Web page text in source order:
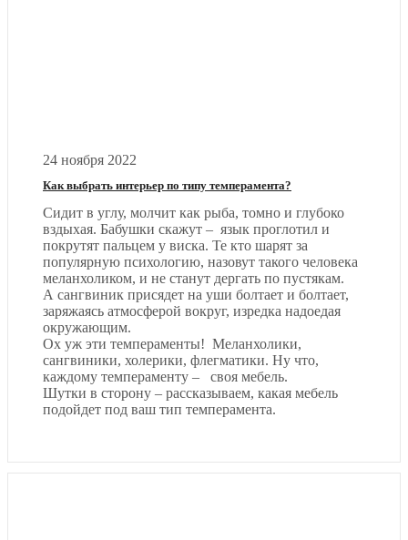
24 ноября 2022
Как выбрать интерьер по типу темперамента?
Сидит в углу, молчит как рыба, томно и глубоко
вздыхая. Бабушки скажут – язык проглотил и
покрутят пальцем у виска. Те кто шарят за
популярную психологию, назовут такого человека
меланхоликом, и не станут дергать по пустякам.
А сангвиник присядет на уши болтает и болтает,
заряжаясь атмосферой вокруг, изредка надоедая
окружающим.
Ох уж эти темпераменты! Меланхолики,
сангвиники, холерики, флегматики. Ну что,
каждому темпераменту – своя мебель.
Шутки в сторону – рассказываем, какая мебель
подойдет под ваш тип темперамента.